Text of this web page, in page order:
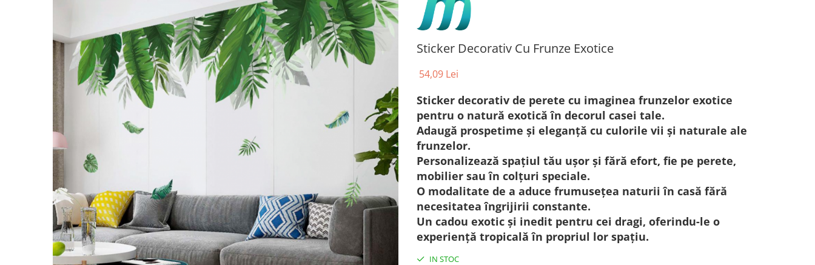
Stickere Diverse
Stickere Pentru Usi
Unelte - Accesorii DIY
Markere Corectoare - Retuș
Sticker Decorativ Cu Frunze Exotice
54,09 Lei
Sticker decorativ de perete cu imaginea frunzelor exotice
pentru o natură exotică în decorul casei tale.
Adaugă prospetime și eleganță cu culorile vii și naturale ale
frunzelor.
Personalizează spațiul tău ușor și fără efort, fie pe perete,
mobilier sau în colțuri speciale.
O modalitate de a aduce frumusețea naturii în casă fără
necesitatea îngrijirii constante.
Un cadou exotic și inedit pentru cei dragi, oferindu-le o
experiență tropicală în propriul lor spațiu.
IN STOC